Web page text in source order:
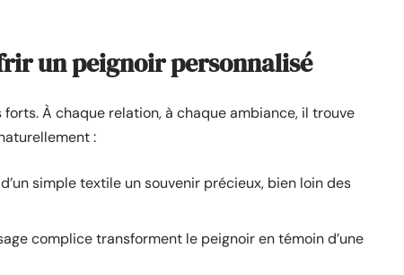
un peignoir personnalisé
À chaque relation, à chaque ambiance, il trouve
:
simple textile un souvenir précieux, bien loin des
complice transforment le peignoir en témoin d’une